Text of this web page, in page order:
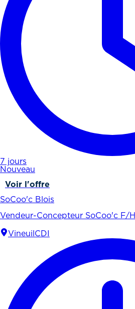
7 jours
Nouveau
Voir l'offre
SoCoo'c Blois
Vendeur-Concepteur SoCoo'c F/H
Vineuil CDI